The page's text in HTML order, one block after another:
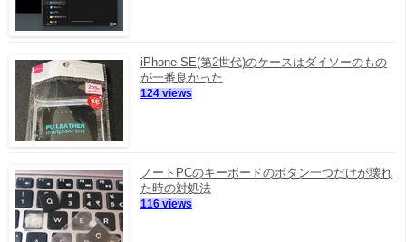
iPhone SE(第2世代)のケースはダイソーのもの
が一番良かった
124 views
ノートPCのキーボードのボタン一つだけが壊れ
た時の対処法
116 views